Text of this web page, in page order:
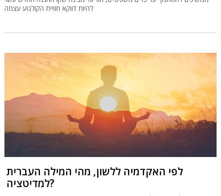
להיות דווקא חוויית הקולנוע עצמה
לפי האקדמיה ללשון, מהי המילה העברית
למדיטציה?